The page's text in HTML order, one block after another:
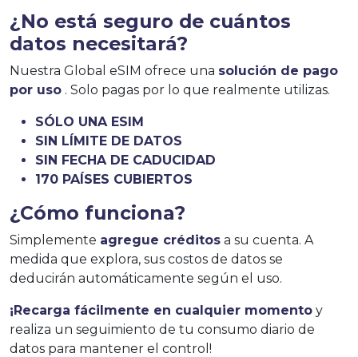
¿No está seguro de cuántos
datos necesitará?
Nuestra Global eSIM ofrece una solución de pago
por uso . Solo pagas por lo que realmente utilizas.
SÓLO UNA ESIM
SIN LÍMITE DE DATOS
SIN FECHA DE CADUCIDAD
170 PAÍSES CUBIERTOS
¿Cómo funciona?
Simplemente agregue créditos a su cuenta. A
medida que explora, sus costos de datos se
deducirán automáticamente según el uso.
¡Recarga fácilmente en cualquier momento y
realiza un seguimiento de tu consumo diario de
datos para mantener el control!